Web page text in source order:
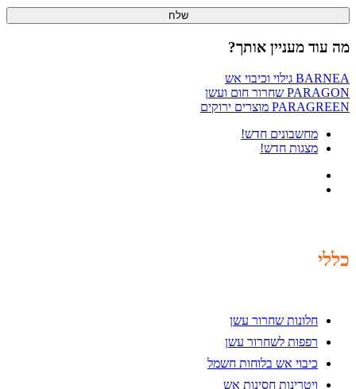
מה עוד מעניין אותך?
BARNEA גילוי וכיבוי אש
PARAGON שחרור חום ועשן
PARAGREEN מוצרים ירוקים
מחשבונים חדש!
מצגות חדש!
כללי
חלונות שחרור עשן
רפפות לשחרור עשן
כיבוי אש בלוחות חשמל
ויטרינות חסינות אש